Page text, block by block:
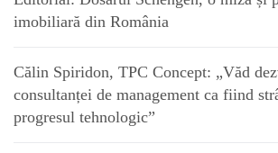
imobiliară din România
Călin Spiridon, TPC Concept: „Văd
consultanței de management ca fiind
progresul tehnologic”